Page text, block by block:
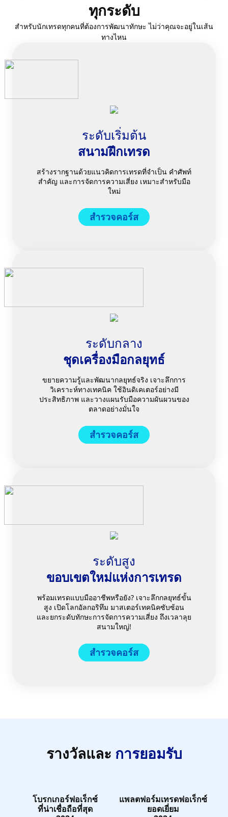
ทุกระดับ
สำหรับนักเทรดทุกคนที่ต้องการพัฒนาทักษะ ไม่ว่าคุณจะอยู่ในเส้น
ทางไหน
ระดับเริ่มต้น
สนามฝึกเทรด
สร้างรากฐานด้วยแนวคิดการเทรดที่จำเป็น คำศัพท์
สำคัญ และการจัดการความเสี่ยง เหมาะสำหรับมือ
ใหม่
สำรวจคอร์ส
ระดับกลาง
ชุดเครื่องมือกลยุทธ์
ขยายความรู้และพัฒนากลยุทธ์จริง เจาะลึกการ
วิเคราะห์ทางเทคนิค ใช้อินดิเคเตอร์อย่างมี
ประสิทธิภาพ และวางแผนรับมือความผันผวนของ
ตลาดอย่างมั่นใจ
สำรวจคอร์ส
ระดับสูง
ขอบเขตใหม่แห่งการเทรด
พร้อมเทรดแบบมืออาชีพหรือยัง? เจาะลึกกลยุทธ์ขั้น
สูง เปิดโลกอัลกอริทึม มาสเตอร์เทคนิคซับซ้อน
และยกระดับทักษะการจัดการความเสี่ยง ถึงเวลาลุย
สนามใหญ่!
สำรวจคอร์ส
รางวัลและ การยอมรับ
โบรกเกอร์ฟอเร็กซ์
ที่น่าเชื่อถือที่สุด
แพลตฟอร์มเทรดฟอเร็กซ์
ยอดเยี่ยม